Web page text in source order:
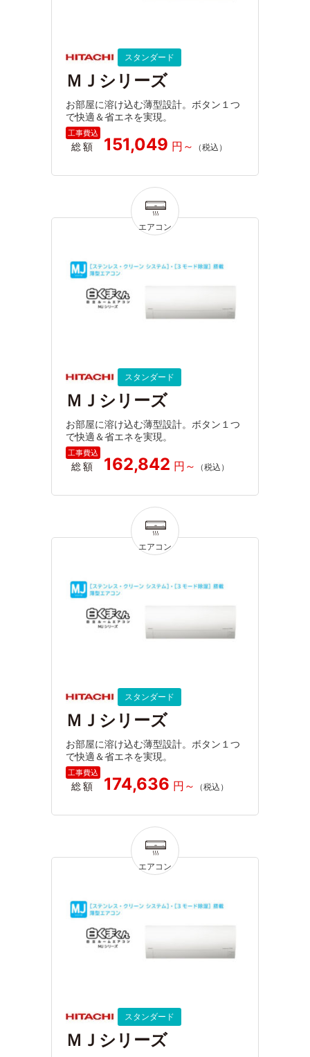
スタンダード
ＭＪシリーズ
お部屋に溶け込む薄型設計。ボタン１つ
で快適＆省エネを実現。
総額 151,049
スタンダード
ＭＪシリーズ
お部屋に溶け込む薄型設計。ボタン１つ
で快適＆省エネを実現。
総額 162,842
スタンダード
ＭＪシリーズ
お部屋に溶け込む薄型設計。ボタン１つ
で快適＆省エネを実現。
総額 174,636
スタンダード
ＭＪシリーズ